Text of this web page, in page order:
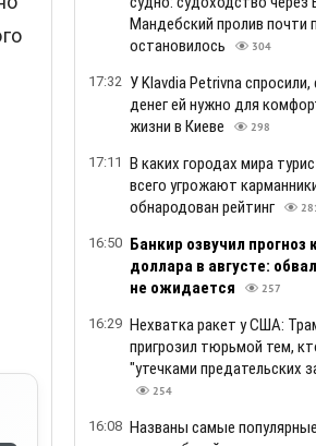
Мандебский пролив почти
остановилось
304
17:32 У Klavdia Petrivna спросили,
денег ей нужно для
жизни в Киеве
298
17:11 В каких городах мира
всего угрожают
обнародован рейтинг
16:50 Банкир озвучил прогноз
доллара в августе:
не ожидается
257
16:29 Нехватка ракет у США:
пригрозил тюрьмой тем,
"утечками предательских
254
16:08 Названы самые